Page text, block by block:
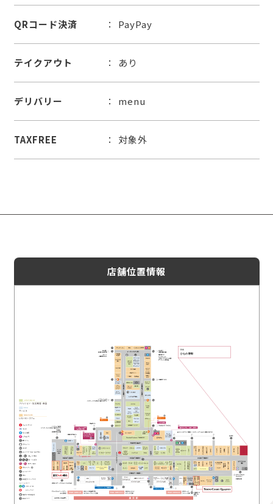
QRコード決済 PayPay
テイクアウト あり
デリバリー menu
TAXFREE 対象外
店舗位置情報
和食
ひもの野郎